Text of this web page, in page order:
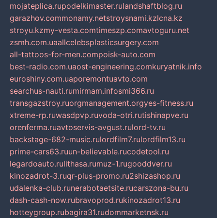
mojateplica.rupodelkimaster.rulandshaftblog.ru
garazhov.commonamy.netstroysnami.kzlcna.kz
stroyu.kzmy-vesta.comtimeszp.comavtoguru.net
zsmh.com.uaallcelebsplasticsurgery.com
all-tattoos-for-men.compoisk-auto.com
best-radio.com.uaost-engineering.comkuryatnik.info
euroshiny.com.uaporemontuavto.com
searchus-nauti.rumirmam.infosmi366.ru
transgazstroy.ruorgmanagement.orgyes-fitness.ru
xtreme-rp.ruwasdpvp.ruvoda-otri.rutishinapve.ru
orenferma.ruavtoservis-avgust.rulord-tv.ru
backstage-682-music.rulordfilm7.rulordfilm13.ru
prime-cars63.ruun-believable.rucodetool.ru
legardoauto.rulithasa.rumuz-1.rugooddver.ru
kinozadrot-3.ruqr-plus-promo.ru2shizashop.ru
udalenka-club.runerabotaetsite.rucarszona-bu.ru
dash-cash-now.rubravoprod.rukinozadrot13.ru
hotteygroup.rubagira31.rudommarketnsk.ru